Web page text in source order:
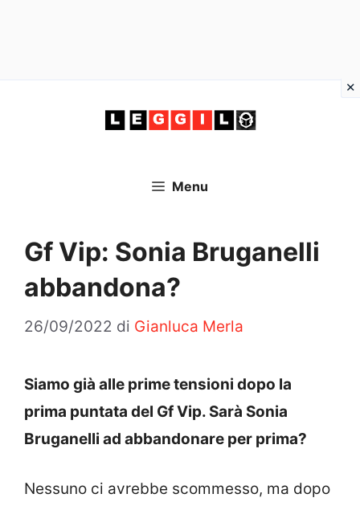
Menu
Gf Vip: Sonia Bruganelli
abbandona?
26/09/2022 di Gianluca Merla
Siamo già alle prime tensioni dopo la
prima puntata del Gf Vip. Sarà Sonia
Bruganelli ad abbandonare per prima?
Nessuno ci avrebbe scommesso, ma dopo